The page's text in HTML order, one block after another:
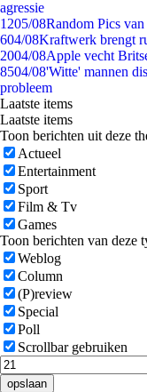
agressie
1205/08Random Pics
604/08Kraftwerk brengt
2004/08Apple vecht
8504/08'Witte' mannen
probleem
Laatste items
Laatste items
Toon berichten uit deze
Actueel
Entertainment
Sport
Film & Tv
Games
Toon berichten van deze
Weblog
Column
(P)review
Special
Poll
Scrollbar gebruiken
opslaan